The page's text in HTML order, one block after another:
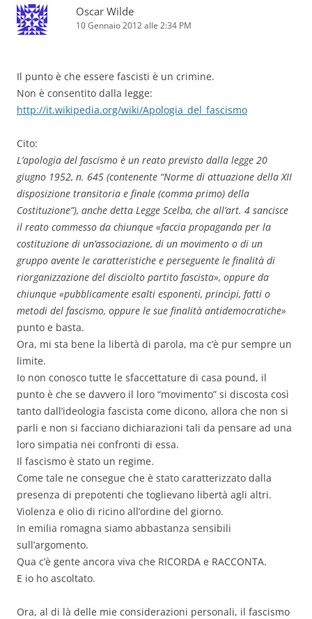
Oscar Wilde
10 Gennaio 2012 alle 2:34 PM
Il punto è che essere fascisti è un crimine.
Non è consentito dalla legge:
http://it.wikipedia.org/wiki/Apologia_del_fascismo
Cito:
L’apologia del fascismo è un reato previsto dalla legge 20
giugno 1952, n. 645 (contenente “Norme di attuazione della XII
disposizione transitoria e finale (comma primo) della
Costituzione”), anche detta Legge Scelba, che all’art. 4 sancisce
il reato commesso da chiunque «faccia propaganda per la
costituzione di un’associazione, di un movimento o di un
gruppo avente le caratteristiche e perseguente le finalità di
riorganizzazione del disciolto partito fascista», oppure da
chiunque «pubblicamente esalti esponenti, princìpi, fatti o
metodi del fascismo, oppure le sue finalità antidemocratiche»
punto e basta.
Ora, mi sta bene la libertà di parola, ma c’è pur sempre un
limite.
Io non conosco tutte le sfaccettature di casa pound, il
punto è che se davvero il loro “movimento” si discosta così
tanto dall’ideologia fascista come dicono, allora che non si
parli e non si facciano dichiarazioni tali da pensare ad una
loro simpatia nei confronti di essa.
Il fascismo è stato un regime.
Come tale ne consegue che è stato caratterizzato dalla
presenza di prepotenti che toglievano libertà agli altri.
Violenza e olio di ricino all’ordine del giorno.
In emilia romagna siamo abbastanza sensibili
sull’argomento.
Qua c’è gente ancora viva che RICORDA e RACCONTA.
E io ho ascoltato.
Ora, al di là delle mie considerazioni personali, il fascismo